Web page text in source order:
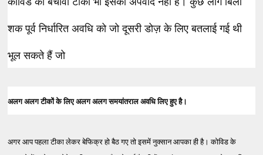
शक पूर्व निर्धारित अवधि को जो दूसरी डोज़ के लिए बतलाई गई थी
भूल सकते हैं जो
अलग अलग टीकों के लिए अलग अलग समयांतराल अवधि लिए हुए है।
अगर आप पहला टीका लेकर बेफिक्र हो बैठ गए तो इसमें नुक्सान आपका ही है। कोविड के